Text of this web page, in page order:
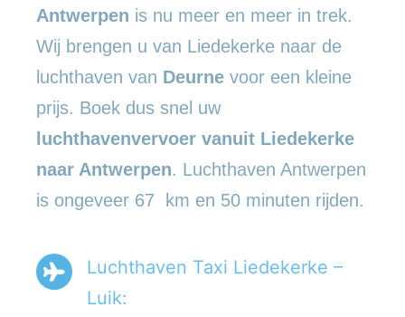
Antwerpen is nu meer en meer in trek.
Wij brengen u van Liedekerke naar de
luchthaven van Deurne voor een kleine
prijs. Boek dus snel uw
luchthavenvervoer vanuit Liedekerke
naar Antwerpen. Luchthaven Antwerpen
is ongeveer 67 km en 50 minuten rijden.
Luchthaven Taxi Liedekerke –
Luik: